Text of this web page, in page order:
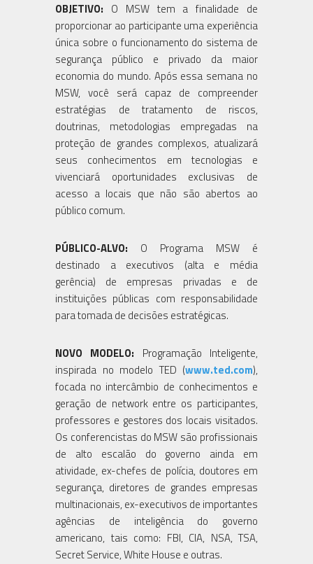
OBJETIVO: O MSW tem a finalidade de
proporcionar ao participante uma experiência
única sobre o funcionamento do sistema de
segurança público e privado da maior
economia do mundo. Após essa semana no
MSW, você será capaz de compreender
estratégias de tratamento de riscos,
doutrinas, metodologias empregadas na
proteção de grandes complexos, atualizará
seus conhecimentos em tecnologias e
vivenciará oportunidades exclusivas de
acesso a locais que não são abertos ao
público comum.
PÚBLICO-ALVO: O Programa MSW é
destinado a executivos (alta e média
gerência) de empresas privadas e de
instituições públicas com responsabilidade
para tomada de decisões estratégicas.
NOVO MODELO: Programação Inteligente,
inspirada no modelo TED (www.ted.com),
focada no intercâmbio de conhecimentos e
geração de network entre os participantes,
professores e gestores dos locais visitados.
Os conferencistas do MSW são profissionais
de alto escalão do governo ainda em
atividade, ex-chefes de polícia, doutores em
segurança, diretores de grandes empresas
multinacionais, ex-executivos de importantes
agências de inteligência do governo
americano, tais como: FBI, CIA, NSA, TSA,
Secret Service, White House e outras.